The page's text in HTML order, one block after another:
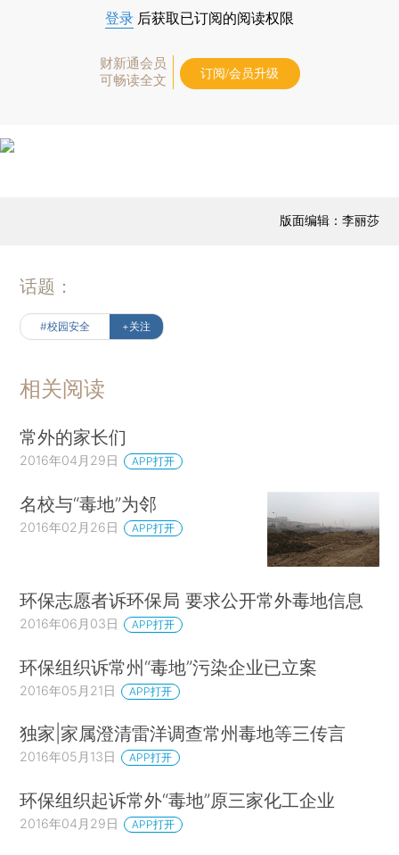
登录 后获取已订阅的阅读权限
财新通会员
可畅读全文
订阅/会员升级
版面编辑：李丽莎
话题：
#校园安全 +关注
相关阅读
常外的家长们
2016年04月29日 APP打开
名校与“毒地”为邻
2016年02月26日 APP打开
环保志愿者诉环保局 要求公开常外毒地信息
2016年06月03日 APP打开
环保组织诉常州“毒地”污染企业已立案
2016年05月21日 APP打开
独家|家属澄清雷洋调查常州毒地等三传言
2016年05月13日 APP打开
环保组织起诉常外“毒地”原三家化工企业
2016年04月29日 APP打开